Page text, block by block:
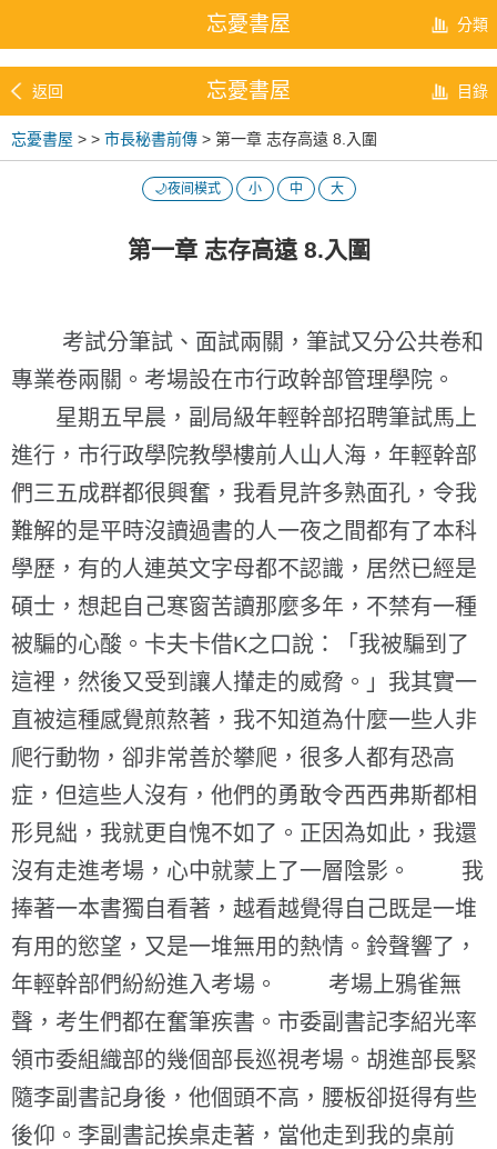
忘憂書屋 分類
返回 忘憂書屋 目錄
忘憂書屋 > > 市長秘書前傳 > 第一章 志存高遠 8.入圍
🌙夜间模式 小 中 大
第一章 志存高遠 8.入圍
考試分筆試、面試兩關，筆試又分公共卷和
專業卷兩關。考場設在市行政幹部管理學院。
星期五早晨，副局級年輕幹部招聘筆試馬上
進行，市行政學院教學樓前人山人海，年輕幹部
們三五成群都很興奮，我看見許多熟面孔，令我
難解的是平時沒讀過書的人一夜之間都有了本科
學歷，有的人連英文字母都不認識，居然已經是
碩士，想起自己寒窗苦讀那麼多年，不禁有一種
被騙的心酸。卡夫卡借K之口說：「我被騙到了
這裡，然後又受到讓人攆走的威脅。」我其實一
直被這種感覺煎熬著，我不知道為什麼一些人非
爬行動物，卻非常善於攀爬，很多人都有恐高
症，但這些人沒有，他們的勇敢令西西弗斯都相
形見絀，我就更自愧不如了。正因為如此，我還
沒有走進考場，心中就蒙上了一層陰影。 我
捧著一本書獨自看著，越看越覺得自己既是一堆
有用的慾望，又是一堆無用的熱情。鈴聲響了，
年輕幹部們紛紛進入考場。 考場上鴉雀無
聲，考生們都在奮筆疾書。市委副書記李紹光率
領市委組織部的幾個部長巡視考場。胡進部長緊
隨李副書記身後，他個頭不高，腰板卻挺得有些
後仰。李副書記挨桌走著，當他走到我的桌前